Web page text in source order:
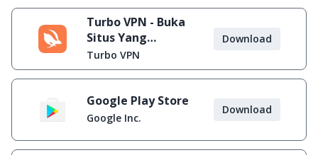
Turbo VPN - Buka
Situs Yang
Diblokir
Turbo VPN
Download
Google Play Store
Google Inc.
Download